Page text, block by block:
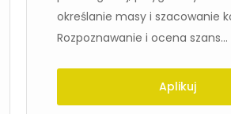
określanie masy i szacowanie
Rozpoznawanie i ocena szans...
Aplikuj